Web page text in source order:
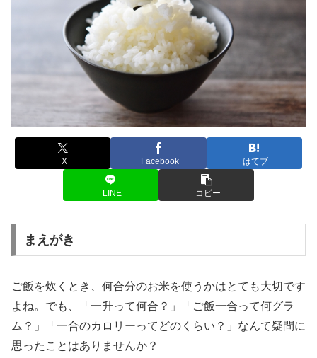
X Facebook はてブ
LINE コピー
まえがき
ご飯を炊くとき、何合分のお米を使うかはとても大切です
よね。でも、「一升って何合？」「ご飯一合って何グラ
ム？」「一合のカロリーってどのくらい？」なんて疑問に
思ったことはありませんか？